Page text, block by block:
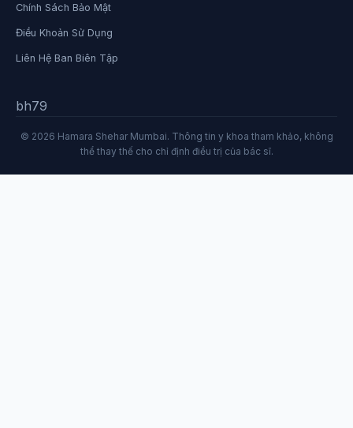
Chính Sách Bảo Mật
Điều Khoản Sử Dụng
Liên Hệ Ban Biên Tập
bh79
© 2026 Hamara Shehar Mumbai. Thông tin y khoa tham khảo, không
thể thay thế cho chỉ định điều trị của bác sĩ.